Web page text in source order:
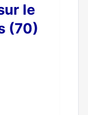
le
(70)